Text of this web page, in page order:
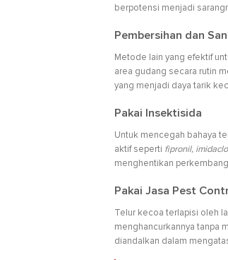
berpotensi menjadi
Pembersihan dan
Metode lain yang efektif
area gudang secara rutin
yang menjadi daya tarik
Pakai Insektisida
Untuk mencegah bahaya
aktif seperti fipronil,
menghentikan
Pakai Jasa Pest
Telur kecoa terlapisi oleh
menghancurkannya tanpa
diandalkan dalam